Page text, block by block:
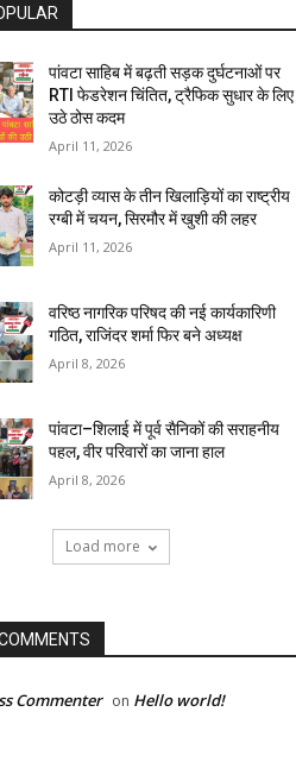
पांवटा साहिब में बढ़ती सड़क दुर्घटनाओं पर
RTI फेडरेशन चिंतित, ट्रैफिक सुधार के लिए
उठे ठोस कदम
April 11, 2026
कोटड़ी व्यास के तीन खिलाड़ियों का राष्ट्रीय
रग्बी में चयन, सिरमौर में खुशी की लहर
April 11, 2026
वरिष्ठ नागरिक परिषद की नई कार्यकारिणी
गठित, राजिंदर शर्मा फिर बने अध्यक्ष
April 8, 2026
पांवटा–शिलाई में पूर्व सैनिकों की सराहनीय
पहल, वीर परिवारों का जाना हाल
April 8, 2026
Load more
Commenter on Hello world!